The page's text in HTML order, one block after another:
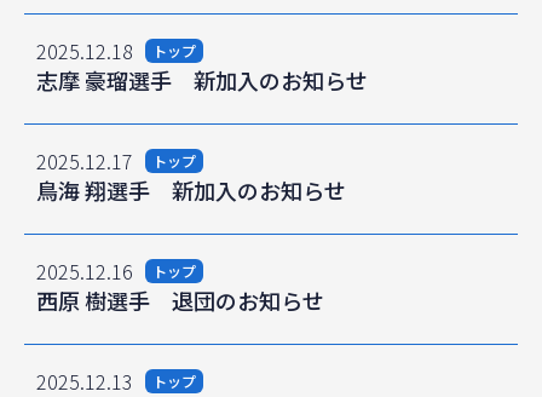
2025.12.18 トップ
志摩 豪瑠選手 新加入のお知らせ
2025.12.17 トップ
鳥海 翔選手 新加入のお知らせ
2025.12.16 トップ
西原 樹選手 退団のお知らせ
2025.12.13 トップ